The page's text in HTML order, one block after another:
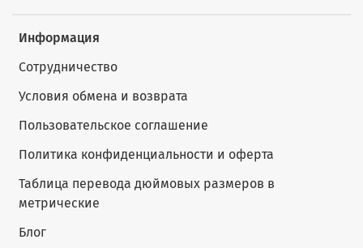
Информация
Сотрудничество
Условия обмена и возврата
Пользовательское соглашение
Политика конфиденциальности и оферта
Таблица перевода дюймовых размеров в
метрические
Блог